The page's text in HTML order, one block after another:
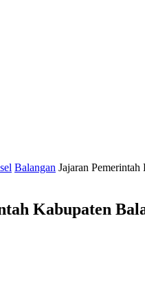
Balangan Jajaran
Kabupaten